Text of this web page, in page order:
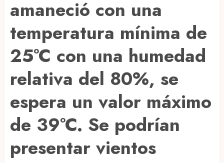
amaneció con una
temperatura mínima de
25°C con una humedad
relativa del 80%, se
espera un valor máximo
de 39°C. Se podrían
presentar vientos